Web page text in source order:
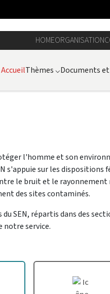
HOMEORGANISATION
AccueilThèmes ⌵Documents
l'homme et son
s'appuie sur les dispositions
le bruit et le
des sites contaminés.
SEN, répartis dans des
notre service.